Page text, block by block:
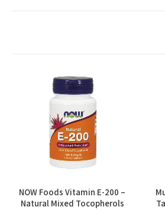
NOW Foods Vitamin E-200 –
Natural Mixed Tocopherols